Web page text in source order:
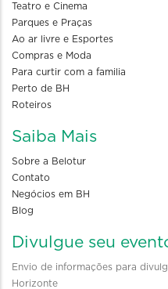
Teatro e Cinema
Parques e Praças
Ao ar livre e Esportes
Compras e Moda
Para curtir com a familia
Perto de BH
Roteiros
Saiba Mais
Sobre a Belotur
Contato
Negócios em BH
Blog
Divulgue seu
Envio de informações para
Horizonte